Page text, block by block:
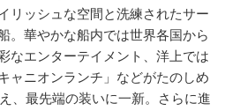
リッシュな空間と洗練されたサー
。華やかな船内では世界各国から
なエンターテイメント、洋上では
ャニオンランチ」などがたのしめ
、最先端の装いに一新。さらに進